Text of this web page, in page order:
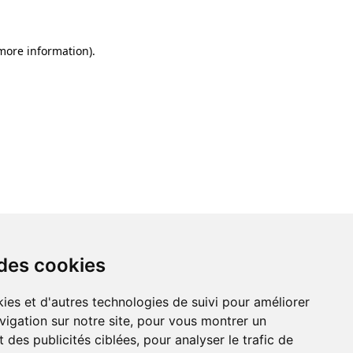
cookies
et d'autres technologies de suivi pour améliorer
sur notre site, pour vous montrer un
des publicités ciblées, pour analyser le trafic de
information).